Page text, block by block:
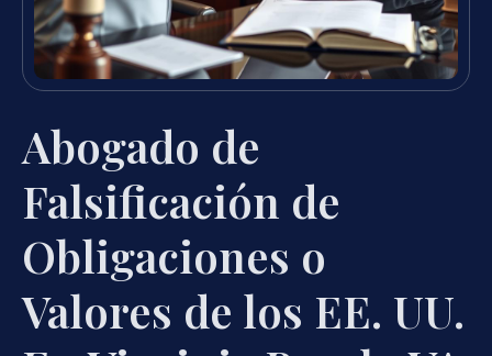
Abogado de
Falsificación de
Obligaciones o
Valores de los EE. UU.